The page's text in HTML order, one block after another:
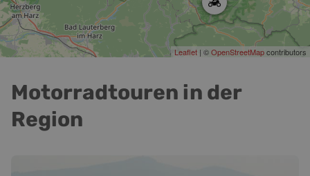
Leaflet | ©OpenStreetMapcontributors
Motorradtouren in der
Region